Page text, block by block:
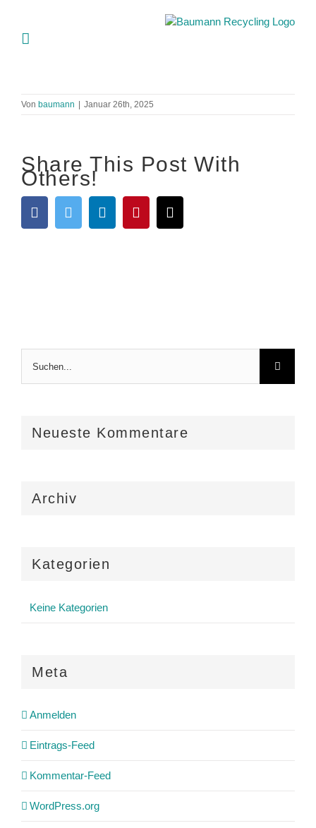
content
Von baumann Januar 26th, 2025
Share This Post With
Others!
FacebookTwitter LinkedInPinterest
Mail
nach:
Neueste Kommentare
Archiv
Kategorien
Keine Kategorien
Meta
Anmelden
Eintrags-Feed
Kommentar-Feed
WordPress.org